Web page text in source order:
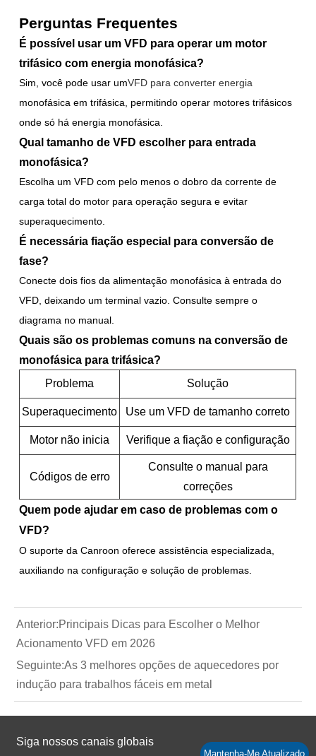
Perguntas Frequentes
É possível usar um VFD para operar um motor
trifásico com energia monofásica?
Sim, você pode usar umVFD para converter energia
monofásica em trifásica, permitindo operar motores trifásicos
onde só há energia monofásica.
Qual tamanho de VFD escolher para entrada
monofásica?
Escolha um VFD com pelo menos o dobro da corrente de
carga total do motor para operação segura e evitar
superaquecimento.
É necessária fiação especial para conversão de
fase?
Conecte dois fios da alimentação monofásica à entrada do
VFD, deixando um terminal vazio. Consulte sempre o
diagrama no manual.
Quais são os problemas comuns na conversão de
monofásica para trifásica?
Problema Solução
Superaquecimento Use um VFD de tamanho correto
Motor não inicia Verifique a fiação e configuração
Códigos de erro
Consulte o manual para
correções
Quem pode ajudar em caso de problemas com o
VFD?
O suporte da Canroon oferece assistência especializada,
auxiliando na configuração e solução de problemas.
Anterior:Principais Dicas para Escolher o Melhor
Acionamento VFD em 2026
Seguinte:As 3 melhores opções de aquecedores por
indução para trabalhos fáceis em metal
Siga nossos canais globais
Mantenha-Me Atualizado